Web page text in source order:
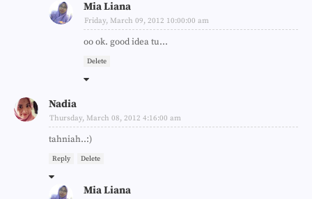
Mia Liana
Friday, March 09, 2012 10:00:00 am
oo ok. good idea tu...
Delete
Nadia
Thursday, March 08, 2012 4:16:00 am
tahniah..:)
Reply Delete
Mia Liana